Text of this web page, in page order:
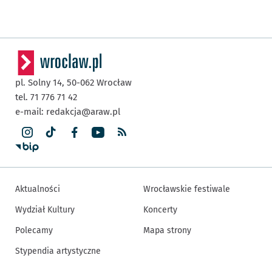
pl. Solny 14, 50-062 Wrocław
tel. 71 776 71 42
e-mail: redakcja@araw.pl
Aktualności
Wydział Kultury
Polecamy
Stypendia artystyczne
Wrocławskie festiwale
Koncerty
Mapa strony